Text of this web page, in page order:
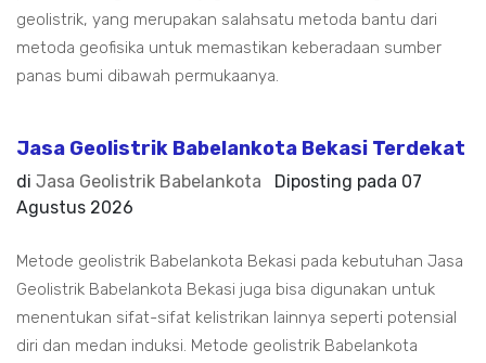
geolistrik, yang merupakan salahsatu metoda bantu dari
metoda geofisika untuk memastikan keberadaan sumber
panas bumi dibawah permukaanya.
Jasa Geolistrik Babelankota Bekasi Terdekat
di Jasa Geolistrik Babelankota Diposting pada 07
Agustus 2026
Metode geolistrik Babelankota Bekasi pada kebutuhan Jasa
Geolistrik Babelankota Bekasi juga bisa digunakan untuk
menentukan sifat-sifat kelistrikan lainnya seperti potensial
diri dan medan induksi. Metode geolistrik Babelankota